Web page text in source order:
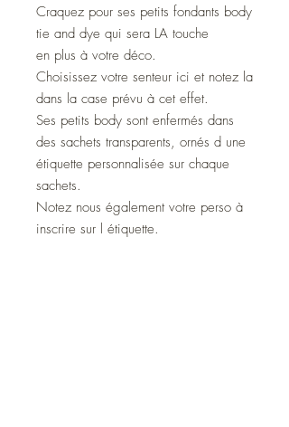
Craquez pour ses petits fondants body
tie and dye qui sera LA touche
en plus à votre déco.
Choisissez votre senteur ici et notez la
dans la case prévu à cet effet.
Ses petits body sont enfermés dans
des sachets transparents, ornés d une
étiquette personnalisée sur chaque
sachets.
Notez nous également votre perso à
inscrire sur l étiquette.